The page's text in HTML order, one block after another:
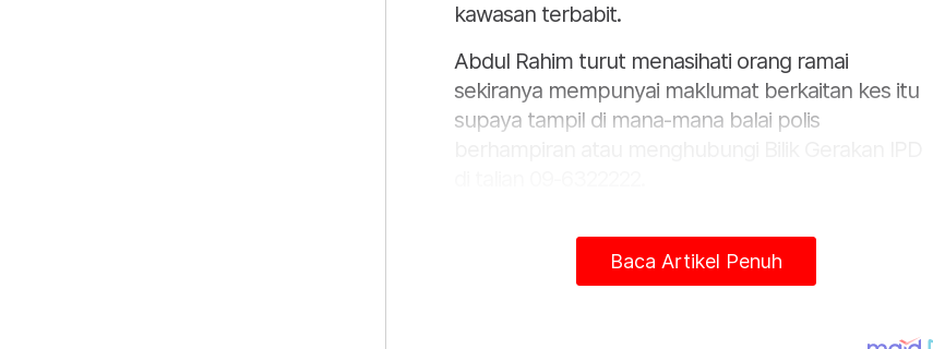
kawasan terbabit.
Abdul Rahim turut menasihati orang ramai
sekiranya mempunyai maklumat berkaitan kes itu
supaya tampil di mana-mana balai polis
penyebaran berita tular itu, sebaliknya memeriksa
kesahihan sesuatu maklumat dengan pihak polis
Baca Artikel Penuh